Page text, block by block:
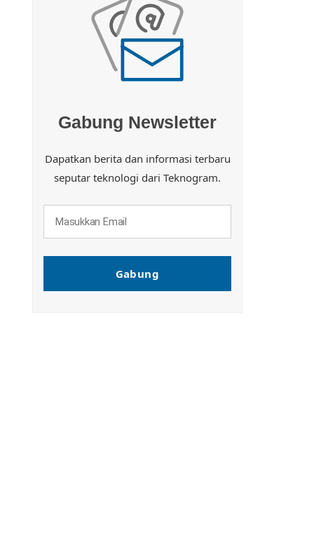
Gabung Newsletter
Dapatkan berita dan informasi terbaru
seputar teknologi dari Teknogram.